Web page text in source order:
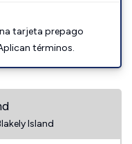
tarjeta prepago
términos.
Island